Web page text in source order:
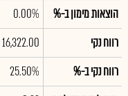
הוצאות מימון ב-%
0.00%
רווח נקי
16,322.00
רווח נקי ב-%
25.50%